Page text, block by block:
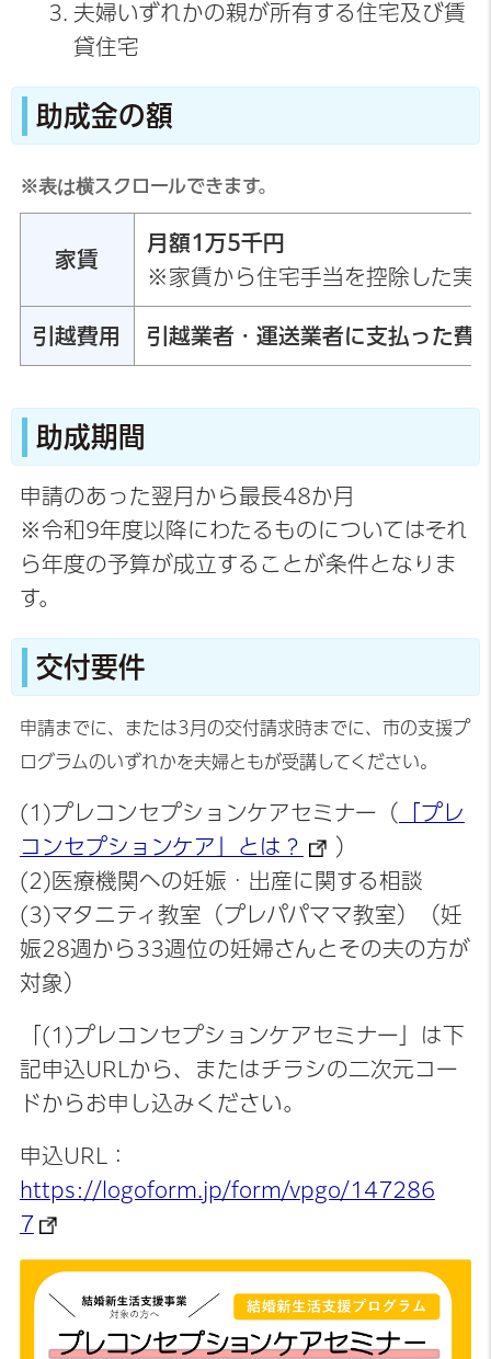
夫婦いずれかの親が所有する住宅及び賃
貸住宅
助成金の額
※表は横スクロールできます。
家賃
月額1万5千円
※家賃から住宅手当を控除した実
引越費用 引越業者・運送業者に支払った費
助成期間
申請のあった翌月から最長48か月
※令和9年度以降にわたるものについてはそれ
ら年度の予算が成立することが条件となりま
す。
交付要件
申請までに、または3月の交付請求時までに、市の支援プ
ログラムのいずれかを夫婦ともが受講してください。
(1)プレコンセプションケアセミナー（
「プレ
コンセプションケア」とは？
）
(2)医療機関への妊娠・出産に関する相談
(3)マタニティ教室（プレパパママ教室）（妊
娠28週から33週位の妊婦さんとその夫の方が
対象）
「(1)プレコンセプションケアセミナー」は下
記申込URLから、またはチラシの二次元コー
ドからお申し込みください。
申込URL：
https://logoform.jp/form/vpgo/147286
7